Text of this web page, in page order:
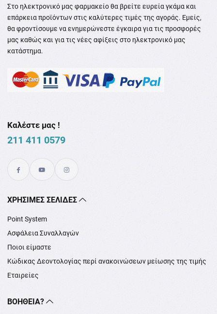
Στο ηλεκτρονικό μας φαρμακείο θα βρείτε ευρεία γκάμα και
επάρκεια προϊόντων στις καλύτερες τιμές της αγοράς. Εμείς,
θα φροντίσουμε να ενημερώνεστε έγκαιρα για τις προσφορές
μας καθώς και για τις νέες αφίξεις στο ηλεκτρονικό μας
κατάστημα.
Καλέστε μας !
211 411 0579
XΡΉΣΙΜΕΣ ΣΕΛΊΔΕΣ
Point System
Ασφάλεια Συναλλαγών
Ποιοι είμαστε
Κώδικας Δεοντολογίας περί ανακοινώσεων μείωσης της τιμής
Εταιρείες
ΒΟΉΘΕΙΑ?